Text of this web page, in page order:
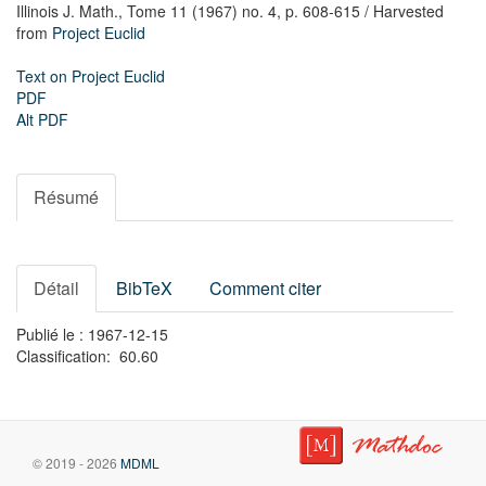
Illinois J. Math., Tome 11 (1967) no. 4, p. 608-615 / Harvested
from Project Euclid
Text on Project Euclid
PDF
Alt PDF
Résumé
Détail BibTeX Comment citer
Publié le : 1967-12-15
Classification: 60.60
© 2019 - 2026 MDML